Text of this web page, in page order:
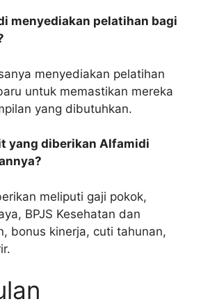
menyediakan pelatihan bagi
menyediakan pelatihan
untuk memastikan mereka
yang dibutuhkan.
yang diberikan Alfamidi
meliputi gaji pokok,
BPJS Kesehatan dan
bonus kinerja, cuti tahunan,